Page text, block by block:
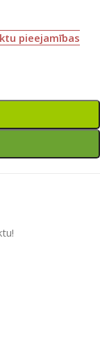
pieejamības